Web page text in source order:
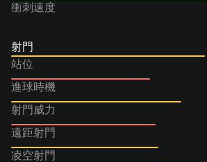
衝刺速度
射門
站位
進球時機
射門威力
遠距射門
凌空射門